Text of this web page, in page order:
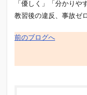
「優しく」「分かりや
教習後の違反、事故ゼ
前のブログへ